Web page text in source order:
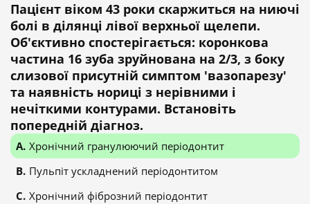
Пацієнт віком 43 роки скаржиться на ниючі
болі в ділянці лівої верхньої щелепи.
Об'єктивно спостерігається: коронкова
частина 16 зуба зруйнована на 2/3, з боку
слизової присутній симптом 'вазопарезу'
та наявність нориці з нерівними і
нечіткими контурами. Встановіть
попередній діагноз.
Хронічний гранулюючий періодонтит
Пульпіт ускладнений періодонтитом
Хронічний фіброзний періодонтит